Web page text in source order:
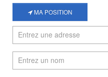
MA POSITION